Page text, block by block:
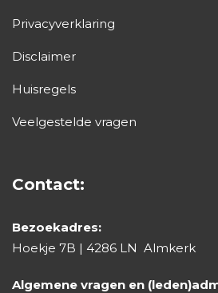
Privacyverklaring
Disclaimer
Huisregels
Veelgestelde vragen
Contact:
Bezoekadres:
Hoekje 7B | 4286 LN Almkerk
Algemene vragen en